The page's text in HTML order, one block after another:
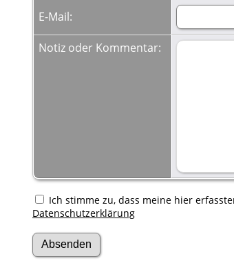
E-Mail:
Notiz oder Kommentar:
Ich stimme zu, dass meine hier
Datenschutzerklärung